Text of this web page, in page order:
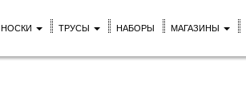
НОСКИ ТРУСЫ НАБОРЫ МАГАЗИНЫ